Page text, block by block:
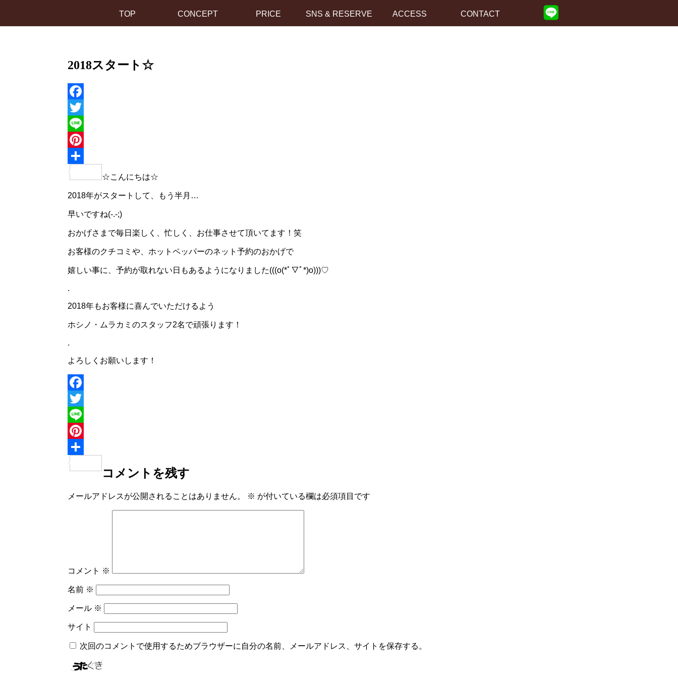
TOP CONCEPT PRICE SNS & RESERVE ACCESS CONTACT
2018スタート☆
Facebook
Twitter
Line
Pinterest
共
☆こんにちは☆
2018年がスタートして、もう半月…
早いですね(-.-;)
おかげさまで毎日楽しく、忙しく、お仕事させて頂いてます！笑
お客様のクチコミや、ホットペッパーのネット予約のおかげで
嬉しい事に、予約が取れない日もあるようになりました(((o(*ﾟ▽ﾟ*)o)))♡
.
2018年もお客様に喜んでいただけるよう
ホシノ・ムラカミのスタッフ2名で頑張ります！
.
よろしくお願いします！
Facebook
Twitter
Line
Pinterest
有
コメントを残す
メールアドレスが公開されることはありません。 ※ が付いている欄は必須項目です
コメント ※
名前 ※
メール ※
サイト
次回のコメントで使用するためブラウザーに自分の名前、メールアドレス、サイトを保存する。